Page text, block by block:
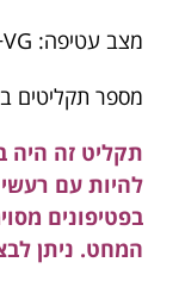
מצב עטיפה: VG+
מספר תקליטים
תקליט זה היה
להיות עם
בפטיפונים
המחט. ניתן